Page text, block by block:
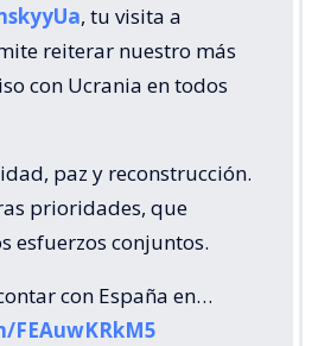
, tu visita a
reiterar nuestro más
con Ucrania en todos
paz y reconstrucción.
prioridades, que
esfuerzos conjuntos.
con España en…